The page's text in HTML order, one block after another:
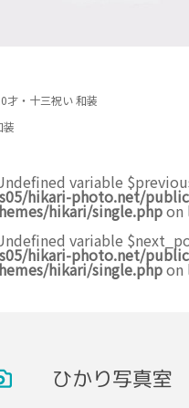
才・十三祝い 和装
装
variable
hikari-photo.net/
hikari/single.phpon
variable
hikari-photo.net/
hikari/single.phpon
ひかり写真室